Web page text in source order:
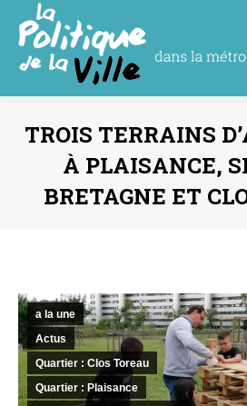
TROIS TERRAINS
À PLAISANCE,
BRETAGNE ET
a la une
Actus
Quartier : Clos Toreau
Quartier : Plaisance